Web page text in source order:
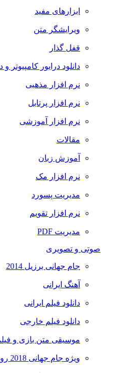
ابزارهای مفید
ویرایشگر متن
قفل گذار
دانلود درایور کامپیوتر
نرم افزار مذهبی
نرم افزار پرتابل
نرم افزار آموزشی
مقالات
آموزش زبان
نرم افزار مک
مدیریت پسورد
نرم افزار تقویم
مدیریت PDF
صوتی و تصویری
جام جهانی برزیل 2014
آهنگ ایرانی
دانلود فیلم ایرانی
دانلود فیلم خارجی
موسیقی متن بازی و
ویژه جام جهانی 2018 روسیه